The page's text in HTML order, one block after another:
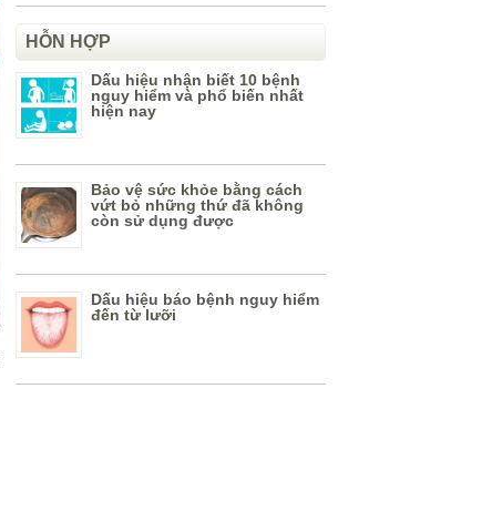
HỖN HỢP
Dấu hiệu nhận biết 10 bệnh
nguy hiểm và phổ biến nhất
hiện nay
Bảo vệ sức khỏe bằng cách
vứt bỏ những thứ đã không
còn sử dụng được
Dấu hiệu báo bệnh nguy hiểm
đến từ lưỡi